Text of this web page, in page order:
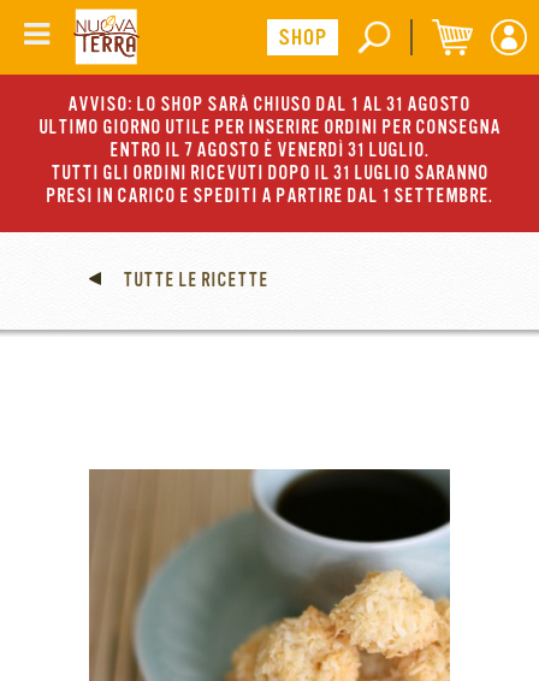
AVVISO: LO SHOP SARÀ CHIUSO DAL 1 AL 31 AGOSTO
ULTIMO GIORNO UTILE PER INSERIRE ORDINI PER CONSEGNA
ENTRO IL 7 AGOSTO È VENERDÌ 31 LUGLIO.
TUTTI GLI ORDINI RICEVUTI DOPO IL 31 LUGLIO SARANNO
PRESI IN CARICO E SPEDITI A PARTIRE DAL 1 SETTEMBRE.
TUTTE LE RICETTE